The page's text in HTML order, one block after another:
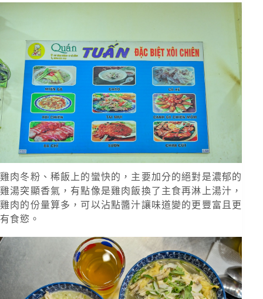
雞肉冬粉、稀飯上的蠻快的，主要加分的絕對是濃郁的
雞湯突顯香氣，有點像是雞肉飯換了主食再淋上湯汁，
雞肉的份量算多，可以沾點醬汁讓味道變的更豐富且更
有食慾。